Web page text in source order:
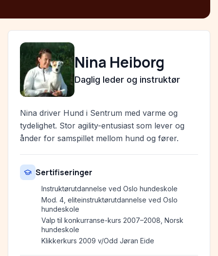
Nina Heiborg
Daglig leder og instruktør
Nina driver Hund i Sentrum med varme og
tydelighet. Stor agility-entusiast som lever og
ånder for samspillet mellom hund og fører.
Sertifiseringer
Instruktørutdannelse ved Oslo hundeskole
Mod. 4, eliteinstruktørutdannelse ved Oslo
hundeskole
Valp til konkurranse-kurs 2007–2008, Norsk
hundeskole
Klikkerkurs 2009 v/Odd Jøran Eide